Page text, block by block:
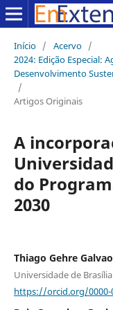
Início / Acervo /
2024: Edição Especial:
Desenvolvimento
/
Artigos Originais
A
do
2030
Thiago Gehre Galvao
Universidade de Brasília
https://orcid.org/0000-